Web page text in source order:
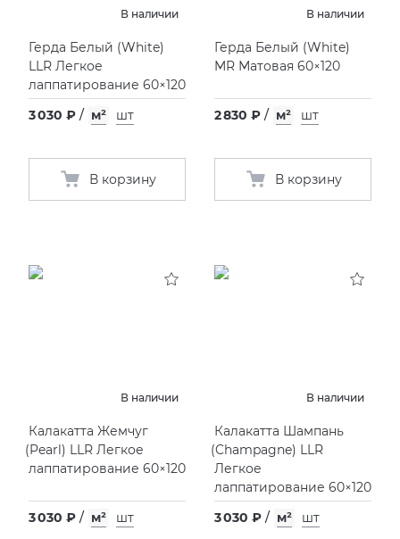
В наличии
Герда Белый (White)
LLR Легкое
лаппатирование 60×120
3 030 ₽ / м² шт
В корзину
В наличии
Герда Белый (White)
MR Матовая 60×120
2 830 ₽ / м² шт
В корзину
В наличии
Калакатта Жемчуг
(Pearl) LLR Легкое
лаппатирование 60×120
3 030 ₽ / м² шт
В наличии
Калакатта Шампань
(Champagne) LLR
Легкое
лаппатирование 60×120
3 030 ₽ / м² шт